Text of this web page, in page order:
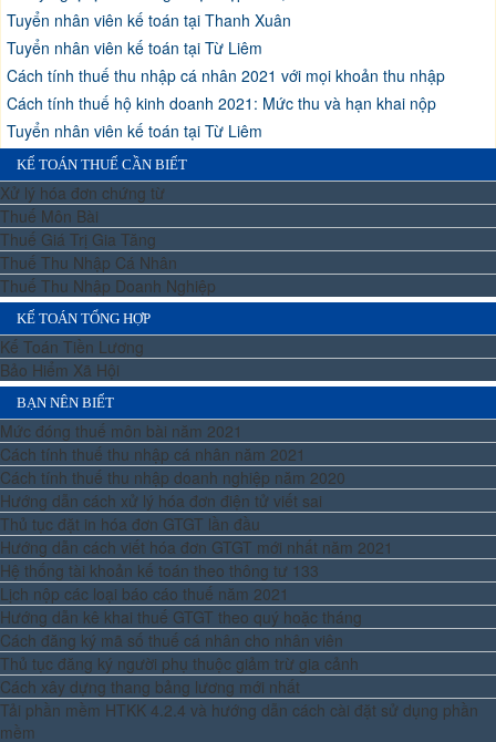
Tuyển nhân viên kế toán tại Thanh Xuân
Tuyển nhân viên kế toán tại Từ Liêm
Cách tính thuế thu nhập cá nhân 2021 với mọi khoản thu nhập
Cách tính thuế hộ kinh doanh 2021: Mức thu và hạn khai nộp
Tuyển nhân viên kế toán tại Từ Liêm
KẾ TOÁN THUẾ CẦN BIẾT
Xử lý hóa đơn chứng từ
Thuế Môn Bài
Thuế Giá Trị Gia Tăng
Thuế Thu Nhập Cá Nhân
Thuế Thu Nhập Doanh Nghiệp
KẾ TOÁN TỔNG HỢP
Kế Toán Tiền Lương
Bảo Hiểm Xã Hội
BẠN NÊN BIẾT
Mức đóng thuế môn bài năm 2021
Cách tính thuế thu nhập cá nhân năm 2021
Cách tính thuế thu nhập doanh nghiệp năm 2020
Hướng dẫn cách xử lý hóa đơn điện tử viết sai
Thủ tục đặt in hóa đơn GTGT lần đầu
Hướng dẫn cách viết hóa đơn GTGT mới nhất năm 2021
Hệ thống tài khoản kế toán theo thông tư 133
Lịch nộp các loại báo cáo thuế năm 2021
Hướng dẫn kê khai thuế GTGT theo quý hoặc tháng
Cách đăng ký mã số thuế cá nhân cho nhân viên
Thủ tục đăng ký người phụ thuộc giảm trừ gia cảnh
Cách xây dựng thang bảng lương mới nhất
Tải phần mềm HTKK 4.2.4 và hướng dẫn cách cài đặt sử dụng phần
mềm